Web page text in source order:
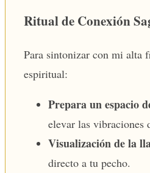
Ritual de Conexión
Para sintonizar con mi alta
espiritual:
Prepara un espacio
elevar las vibraciones
Visualización de la
directo a tu pecho.